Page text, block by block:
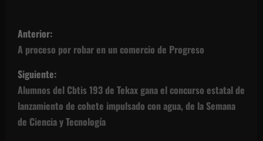
N
a
v
e
g
Anterior:
A proceso por robar en un comercio de Progreso
Siguiente:
Alumnos del Cbtis 193 de Tekax gana el concurso estatal de
lanzamiento de cohete impulsado con agua, de la Semana
de Ciencia y Tecnología